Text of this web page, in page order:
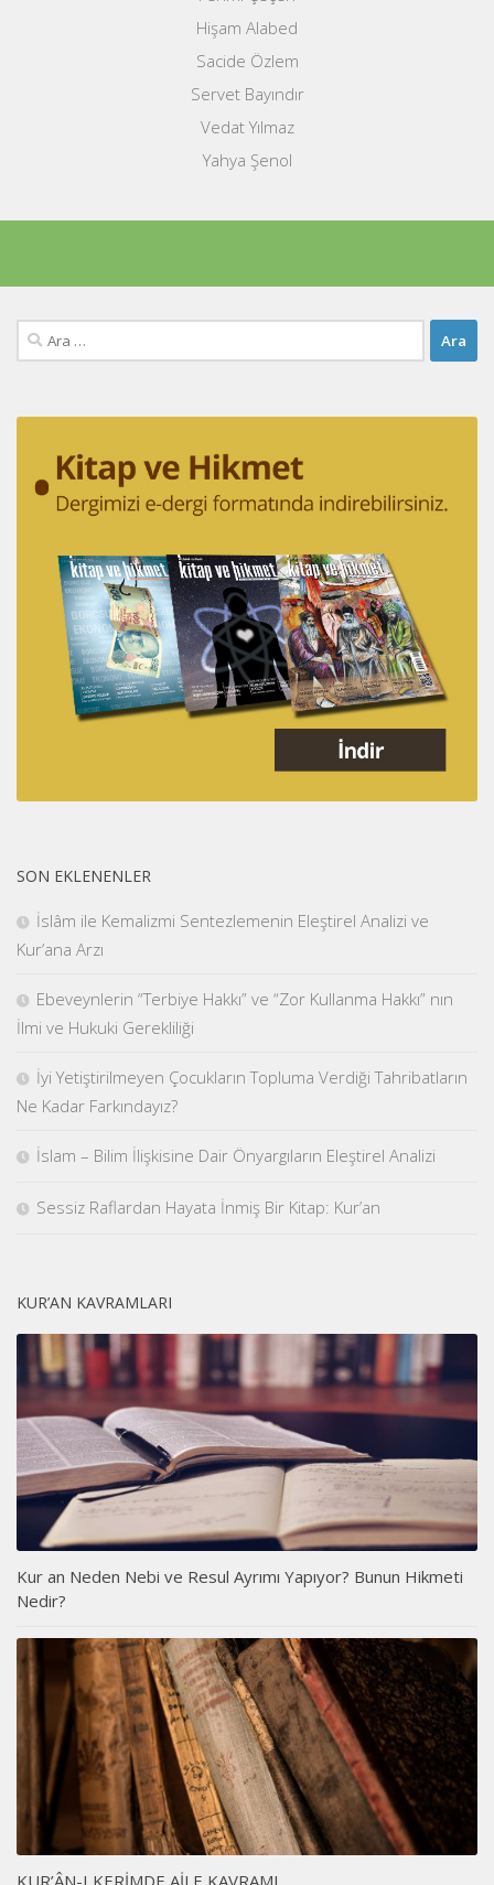
Hişam Alabed
Sacide Özlem
Servet Bayındır
Vedat Yılmaz
Yahya Şenol
Arama:
SON EKLENENLER
İslâm ile Kemalizmi Sentezlemenin Eleştirel Analizi ve
Kur’ana Arzı
Ebeveynlerin “Terbiye Hakkı” ve “Zor Kullanma Hakkı” nın
İlmi ve Hukuki Gerekliliği
İyi Yetiştirilmeyen Çocukların Topluma Verdiği Tahribatların
Ne Kadar Farkındayız?
İslam – Bilim İlişkisine Dair Önyargıların Eleştirel Analizi
Sessiz Raflardan Hayata İnmiş Bir Kitap: Kur’an
KUR’AN KAVRAMLARI
Kur an Neden Nebi ve Resul Ayrımı Yapıyor? Bunun Hikmeti
Nedir?
KUR’ÂN-I KERİMDE AİLE KAVRAMI